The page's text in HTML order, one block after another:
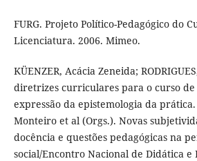
FURG. Projeto Político-Pedagógico do
Licenciatura. 2006. Mimeo.
KÜENZER, Acácia Zeneida;
diretrizes curriculares para o curso de
expressão da epistemologia da
Monteiro et al (Orgs.). Novas
docência e questões pedagógicas na
social/Encontro Nacional de Didática e